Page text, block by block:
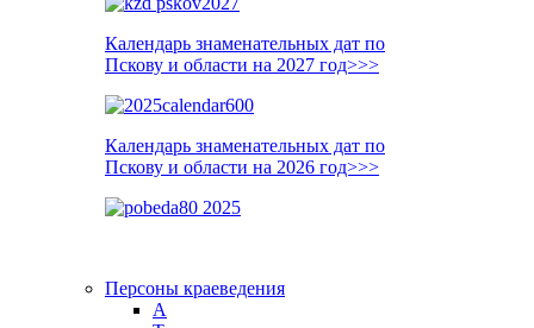
Календарь знаменательных дат по
Пскову и области на 2027 год>>>
Календарь знаменательных дат по
Пскову и области на 2026 год>>>
Персоны краеведения
А